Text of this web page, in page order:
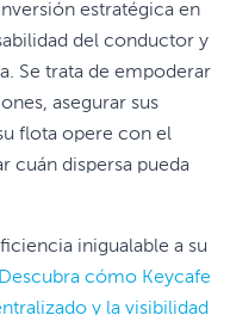
estratégica en
del conductor y
Se trata de empoderar
asegurar sus
flota opere con el
cuán dispersa pueda
inigualable a su
Descubra cómo Keycafe
y la visibilidad